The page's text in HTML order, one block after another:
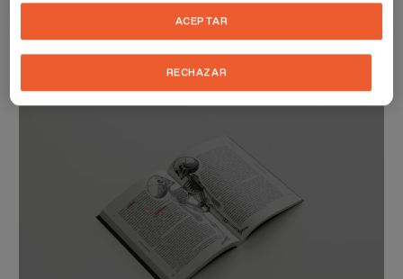
mal. Es un libro pensado para cualquiera que alguna vez haya
RECHAZAR
ACEPTAR